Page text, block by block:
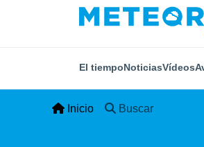
El tiempoNoticiasVídeos
Inicio Buscar